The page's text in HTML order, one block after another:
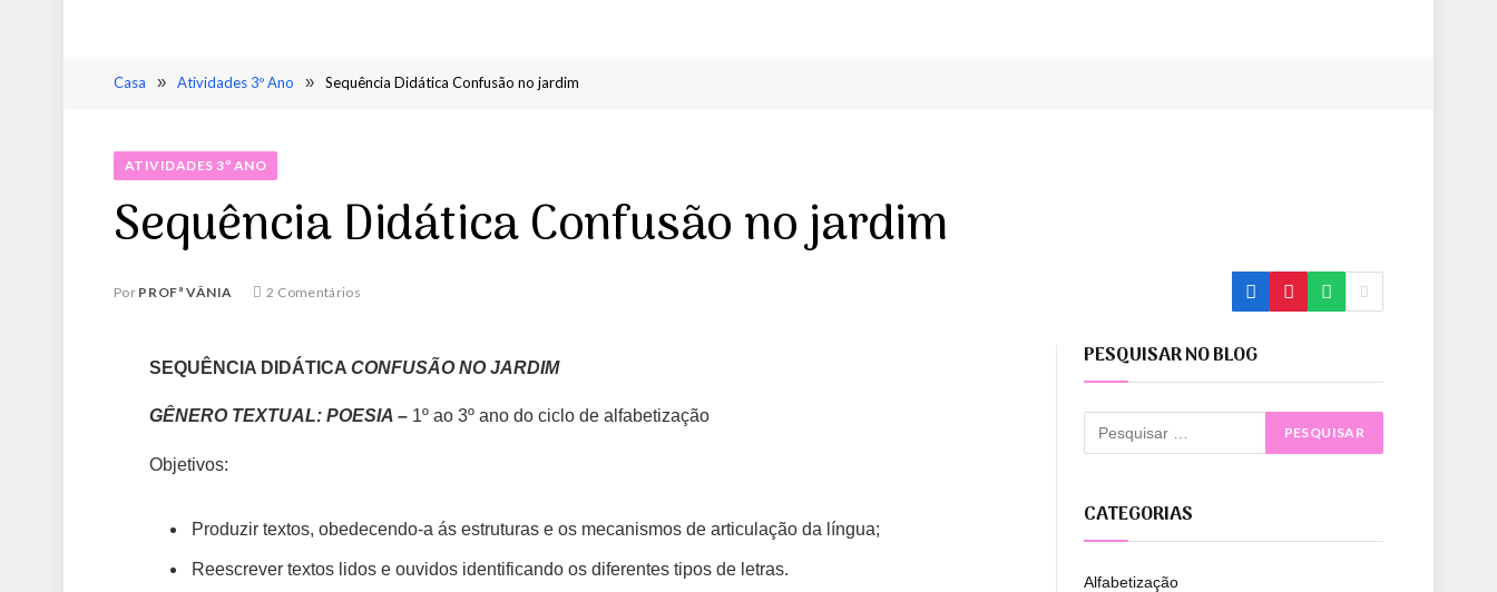
Casa » Atividades 3º Ano » Sequência Didática Confusão no jardim
ATIVIDADES 3º ANO
Sequência Didática Confusão no jardim
Por PROFª VÂNIA 2 Comentários
SEQUÊNCIA DIDÁTICACONFUSÃO NO JARDIM
GÊNERO TEXTUAL: POESIA – 1º ao 3º ano do ciclo de alfabetização
Objetivos:
Produzir textos, obedecendo-a ás estruturas e os mecanismos de articulação da língua;
Reescrever textos lidos e ouvidos identificando os diferentes tipos de letras.
PESQUISAR NO BLOG
CATEGORIAS
Alfabetização